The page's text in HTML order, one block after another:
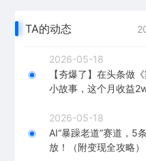
TA的动态
2026-05-18
【夯爆了】在头条做
小故事，这个月收益
2026-05-18
AI“暴躁老道”赛道，5
放！（附变现全攻略）